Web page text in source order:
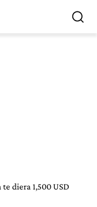
diera 1,500 USD